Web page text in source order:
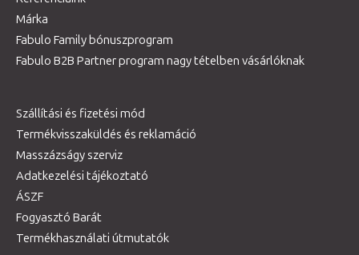
Márka
Fabulo Family bónuszprogram
Fabulo B2B Partner program nagy tételben vásárlóknak
Szállítási és fizetési mód
Termékvisszaküldés és reklamáció
Masszázságy szerviz
Adatkezelési tájékoztató
ÁSZF
Fogyasztó Barát
Termékhasználati útmutatók